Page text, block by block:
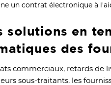
solutions en
des
commerciaux, retards de
sous-traitants, les